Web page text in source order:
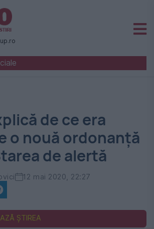
de ce era
o nouă ordonanță
de alertă
12 mai 2020, 22:27
ȘTIREA